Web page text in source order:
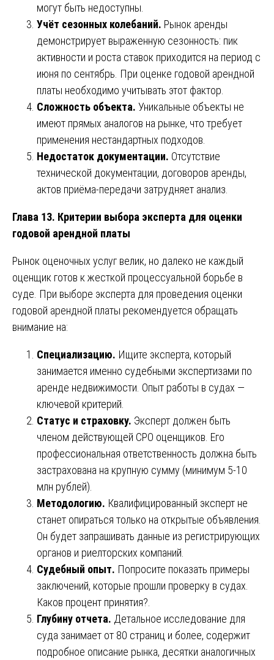
могут быть недоступны.
Учёт сезонных колебаний. Рынок аренды
демонстрирует выраженную сезонность: пик
активности и роста ставок приходится на период с
июня по сентябрь. При оценке годовой арендной
платы необходимо учитывать этот фактор.
Сложность объекта. Уникальные объекты не
имеют прямых аналогов на рынке, что требует
применения нестандартных подходов.
Недостаток документации. Отсутствие
технической документации, договоров аренды,
актов приёма-передачи затрудняет анализ.
Глава 13. Критерии выбора эксперта для оценки
годовой арендной платы
Рынок оценочных услуг велик, но далеко не каждый
оценщик готов к жесткой процессуальной борьбе в
суде. При выборе эксперта для проведения оценки
годовой арендной платы рекомендуется обращать
внимание на:
Специализацию. Ищите эксперта, который
занимается именно судебными экспертизами по
аренде недвижимости. Опыт работы в судах —
ключевой критерий.
Статус и страховку. Эксперт должен быть
членом действующей СРО оценщиков. Его
профессиональная ответственность должна быть
застрахована на крупную сумму (минимум 5-10
млн рублей).
Методологию. Квалифицированный эксперт не
станет опираться только на открытые объявления.
Он будет запрашивать данные из регистрирующих
органов и риелторских компаний.
Судебный опыт. Попросите показать примеры
заключений, которые прошли проверку в судах.
Каков процент принятия?.
Глубину отчета. Детальное исследование для
суда занимает от 80 страниц и более, содержит
подробное описание рынка, десятки аналогичных